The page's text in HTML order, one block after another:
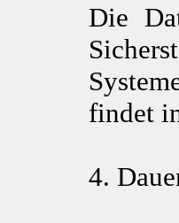
Die
findet
4.